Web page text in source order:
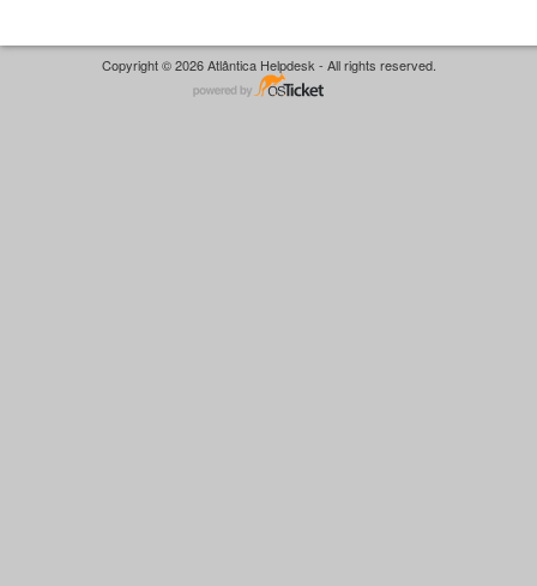
Copyright © 2026 Atlântica Helpdesk - All rights reserved.